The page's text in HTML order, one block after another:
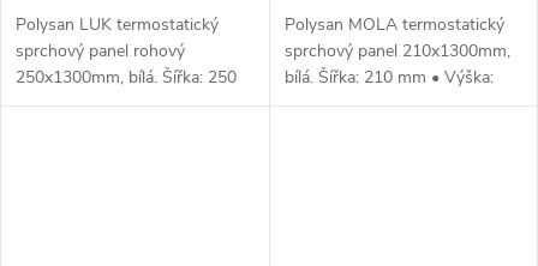
Polysan LUK termostatický
sprchový panel rohový
250x1300mm, bílá. Šířka: 250
mm • Výška: 1300 mm • Barva:
Polysan MOLA termostatický
sprchový panel 210x1300mm,
bílá. Šířka: 210 mm • Výška:
1300 mm • Barva: Bílá •